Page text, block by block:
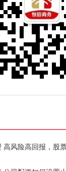
高风险高回报，股